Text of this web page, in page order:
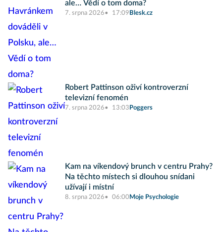
ale… Vědí o tom doma?
7. srpna 2026 17:09 Blesk.cz
Robert Pattinson oživí kontroverzní
televizní fenomén
7. srpna 2026 13:03 Poggers
Kam na víkendový brunch v centru Prahy?
Na těchto místech si dlouhou snídani
užívají i místní
8. srpna 2026 06:00 Moje Psychologie